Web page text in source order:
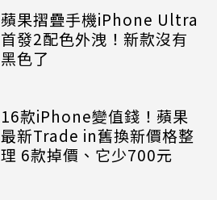
蘋果摺疊手機iPhone Ultra
首發2配色外洩！新款沒有
黑色了
16款iPhone變值錢！蘋果
最新Trade in舊換新價格整
理 6款掉價、它少700元